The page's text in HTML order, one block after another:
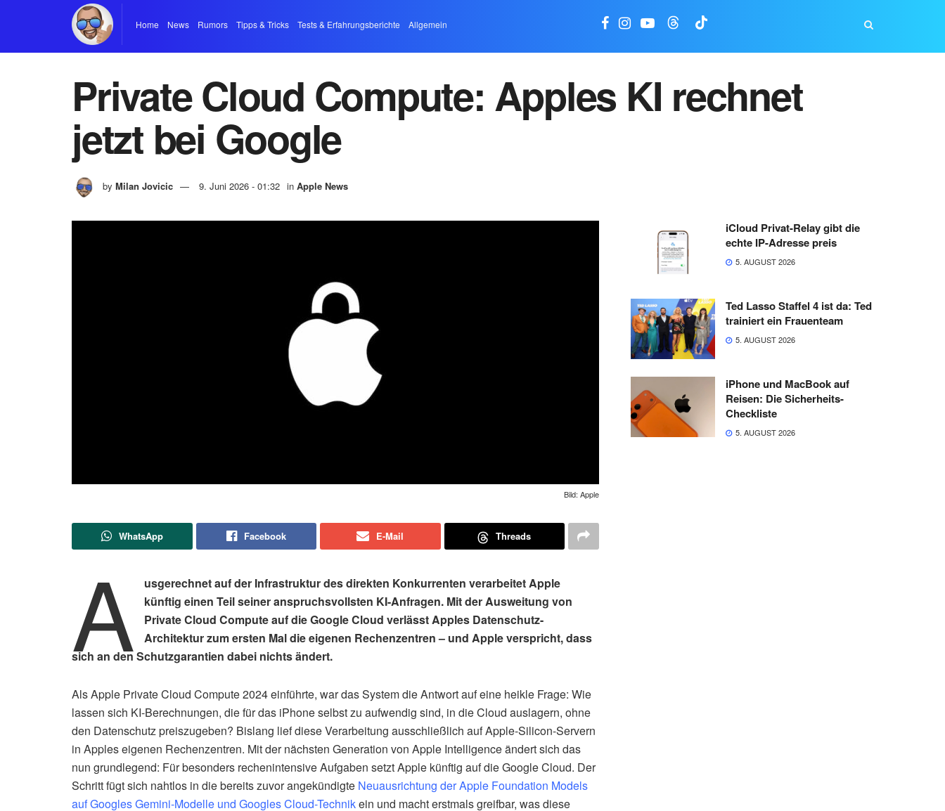
Home News Rumors Tipps & Tricks Tests & Erfahrungsberichte Allgemein
Private Cloud Compute: Apples KI rechnet
jetzt bei Google
by Milan Jovicic 9. Juni 2026 - 01:32 in Apple News
Bild: Apple
WhatsApp Facebook E-Mail Threads
A
usgerechnet auf der Infrastruktur des direkten Konkurrenten verarbeitet Apple
künftig einen Teil seiner anspruchsvollsten KI-Anfragen. Mit der Ausweitung von
Private Cloud Compute auf die Google Cloud verlässt Apples Datenschutz-
Architektur zum ersten Mal die eigenen Rechenzentren – und Apple verspricht, dass
sich an den Schutzgarantien dabei nichts ändert.
Als Apple Private Cloud Compute 2024 einführte, war das System die Antwort auf eine heikle Frage: Wie
lassen sich KI-Berechnungen, die für das iPhone selbst zu aufwendig sind, in die Cloud auslagern, ohne
den Datenschutz preiszugeben? Bislang lief diese Verarbeitung ausschließlich auf Apple-Silicon-Servern
in Apples eigenen Rechenzentren. Mit der nächsten Generation von Apple Intelligence ändert sich das
nun grundlegend: Für besonders rechenintensive Aufgaben setzt Apple künftig auf die Google Cloud. Der
Schritt fügt sich nahtlos in die bereits zuvor angekündigte Neuausrichtung der Apple Foundation Models
auf Googles Gemini-Modelle und Googles Cloud-Technikein und macht erstmals greifbar, was diese
iCloud Privat-Relay gibt die
echte IP-Adresse preis
5. AUGUST 2026
Ted Lasso Staffel 4 ist da: Ted
trainiert ein Frauenteam
5. AUGUST 2026
iPhone und MacBook auf
Reisen: Die Sicherheits-
Checkliste
5. AUGUST 2026